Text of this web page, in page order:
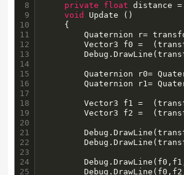
8
9
10
11
12
13
14
15
16
17
18
19
20
21
22
23
24
25
private float distance
void
Update ()
		Quaternion r= transform.rotation;
		Vector3 f0 =  (transform.position  + (r *Vector3.forward) * distance);
		Debug.DrawLine(transform.position,f0,Color.red);
		Quaternion r0= Quaternion.Euler(transform.rotation.eulerAngles.x,transform.rotation.eulerAngles.y - 30f,transform.rotation.eulerAngles.z);
		Quaternion r1= Quaternion.Euler(transform.rotation.eulerAngles.x,transform.rotation.eulerAngles.y + 30f,transform.rotation.eulerAngles.z);
		Vector3 f1 =  (transform.position  + (r0 *Vector3.forward) * distance);
		Vector3 f2 =  (transform.position  + (r1 *Vector3.forward) * distance);
		Debug.DrawLine(transform.position,f1,Color.red);
		Debug.DrawLine(transform.position,f2,Color.red);
		Debug.DrawLine(f0,f1,Color.red);
		Debug.DrawLine(f0,f2,Color.red);